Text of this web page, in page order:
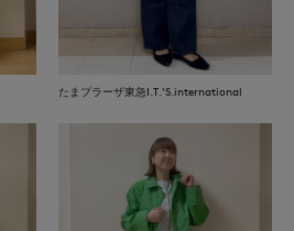
たまプラーザ東急I.T.'S.international